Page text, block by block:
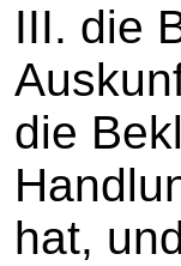
III. die
die
hat,